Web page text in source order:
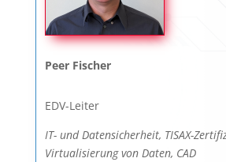
Peer Fischer
EDV-Leiter
IT- und Datensicherheit, TISAX-
Virtualisierung von Daten, CAD